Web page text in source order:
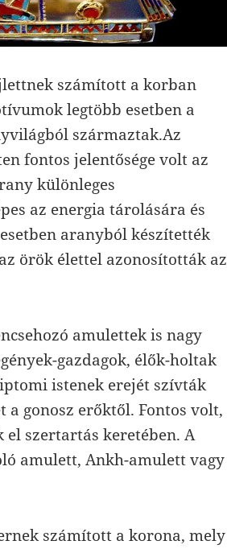
számított a korban
legtöbb esetben a
származtak.Az
fontos jelentősége volt az
különleges
az energia tárolására és
aranyból készítették
örök élettel azonosították az
amulettek is nagy
gazdagok, élők-holtak
istenek erejét szívták
gonosz erőktől. Fontos volt,
el szertartás keretében. A
amulett, Ankh-amulett vagy
számított a korona, mely